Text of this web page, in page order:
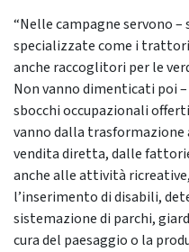
“Nelle campagne servono
specializzate come i
anche raccoglitori per le
Non vanno dimenticati poi
sbocchi occupazionali
vanno dalla
vendita diretta, dalle
anche alle attività
l’inserimento di disabili,
sistemazione di parchi,
cura del paesaggio o la